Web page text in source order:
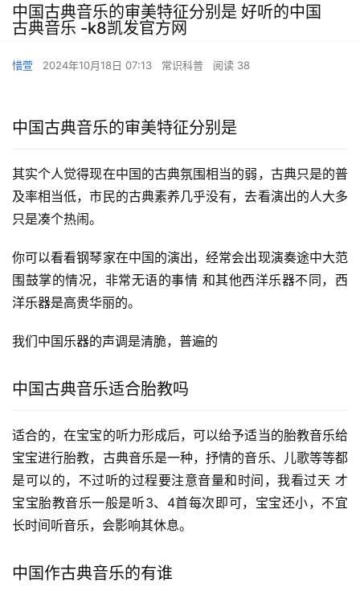
中国古典音乐的审美特征分别是 好听的中国
古典音乐 -k8凯发官方网
惜萱 2024年10月18日 07:13 常识科普 阅读 38
中国古典音乐的审美特征分别是
其实个人觉得现在中国的古典氛围相当的弱，古典只是的普
及率相当低，市民的古典素养几乎没有，去看演出的人大多
只是凑个热闹。
你可以看看钢琴家在中国的演出，经常会出现演奏途中大范
围鼓掌的情况，非常无语的事情 和其他西洋乐器不同，西
洋乐器是高贵华丽的。
我们中国乐器的声调是清脆，普遍的
中国古典音乐适合胎教吗
适合的，在宝宝的听力形成后，可以给予适当的胎教音乐给
宝宝进行胎教，古典音乐是一种，抒情的音乐、儿歌等等都
是可以的，不过听的过程要注意音量和时间，我看过天 才
宝宝胎教音乐一般是听3、4首每次即可，宝宝还小，不宜
长时间听音乐，会影响其休息。
中国作古典音乐的有谁